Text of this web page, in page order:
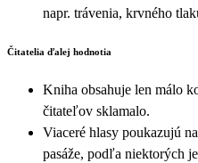
napr. trávenia, krvného
Čitatelia ďalej hodnotia
Kniha obsahuje len málo
čitateľov sklamalo.
Viaceré hlasy poukazujú
pasáže, podľa niektorých